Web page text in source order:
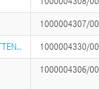
1000004307/
1000004330/
1000004306/